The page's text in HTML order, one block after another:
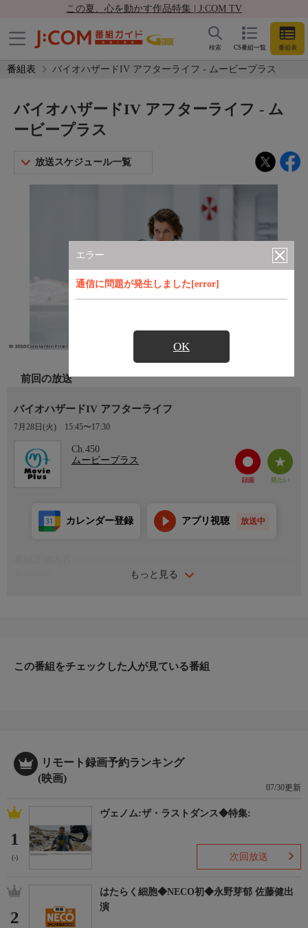
この夏、心を動かす作品特集 | J:COM TV
CS番組一覧 番組表
検索
番組表 バイオハザードIV アフターライフ - ムービープラス
エラー
通信に問題が発生しました[error]
OK
バイオハザードIV アフターライフ - ム
ービープラス
放送スケジュール一覧
前回の放送
バイオハザードIV アフターライフ
7月28日(火) 15:45〜17:30
Ch.450
ムービープラス
もっと見る
カレンダー登録 アプリ視聴 放送中
監督
この番組をチェックした人が見ている番組
リモート録画予約ランキング
(映画)
07/30更新
1
(-)
ヴェノム:ザ・ラストダンス◆特集:
次回放送
2
はたらく細胞◆NECO初◆永野芽郁 佐藤健出
演